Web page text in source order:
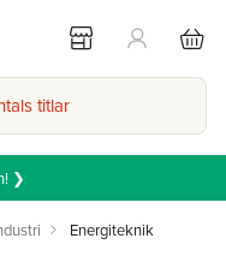
titlar
❯
Energiteknik